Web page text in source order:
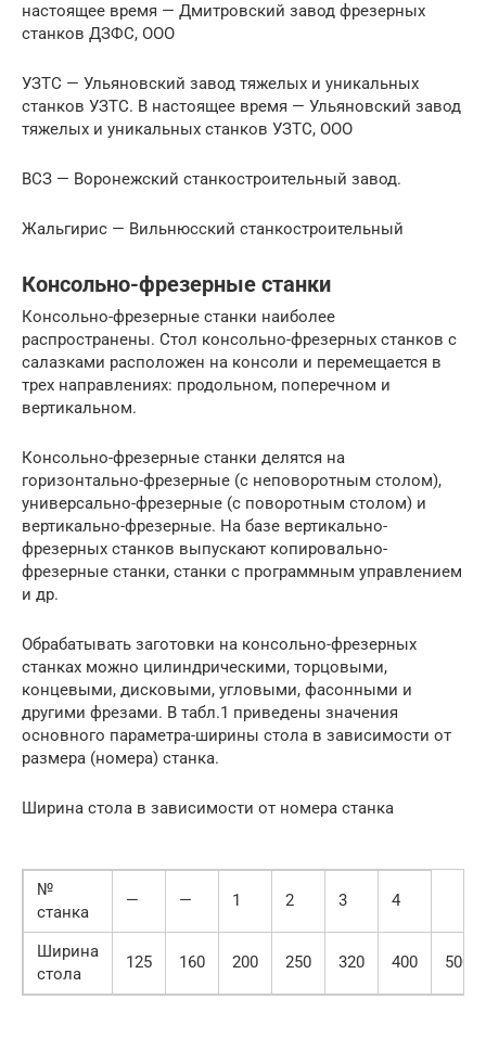
настоящее время — Дмитровский завод фрезерных
станков ДЗФС, ООО
УЗТС — Ульяновский завод тяжелых и уникальных
станков УЗТС. В настоящее время — Ульяновский завод
тяжелых и уникальных станков УЗТС, ООО
ВСЗ — Воронежский станкостроительный завод.
Жальгирис — Вильнюсский станкостроительный
Консольно-фрезерные станки
Консольно-фрезерные станки наиболее
распространены. Стол консольно-фрезерных станков с
салазками расположен на консоли и перемещается в
трех направлениях: продольном, поперечном и
вертикальном.
Консольно-фрезерные станки делятся на
горизонтально-фрезерные (с неповоротным столом),
универсально-фрезерные (с поворотным столом) и
вертикально-фрезерные. На базе вертикально-
фрезерных станков выпускают копировально-
фрезерные станки, станки с программным управлением
и др.
Обрабатывать заготовки на консольно-фрезерных
станках можно цилиндрическими, торцовыми,
концевыми, дисковыми, угловыми, фасонными и
другими фрезами. В табл.1 приведены значения
основного параметра-ширины стола в зависимости от
размера (номера) станка.
Ширина стола в зависимости от номера станка
№
станка
— — 1 2 3 4
Ширина
стола
125 160 200 250 320 400 500